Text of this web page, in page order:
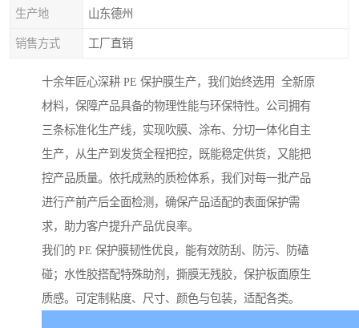
生产地 山东德州
销售方式 工厂直销
十余年匠心深耕 PE 保护膜生产，我们始终选用 全新原
材料，保障产品具备的物理性能与环保特性。公司拥有
三条标准化生产线，实现吹膜、涂布、分切一体化自主
生产，从生产到发货全程把控，既能稳定供货，又能把
控产品质量。依托成熟的质检体系，我们对每一批产品
进行产前产后全面检测，确保产品适配的表面保护需
求，助力客户提升产品优良率。
我们的 PE 保护膜韧性优良，能有效防刮、防污、防磕
碰；水性胶搭配特殊助剂，撕膜无残胶，保护板面原生
质感。可定制粘度、尺寸、颜色与包装，适配各类。